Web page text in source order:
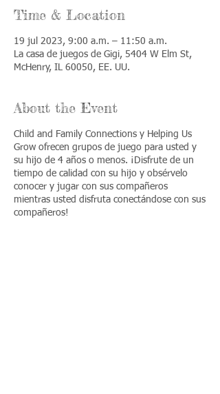
Time & Location
19 jul 2023, 9:00 a.m. – 11:50 a.m.
La casa de juegos de Gigi, 5404 W Elm St,
McHenry, IL 60050, EE. UU.
About the Event
Child and Family Connections y Helping Us
Grow ofrecen grupos de juego para usted y
su hijo de 4 años o menos. ¡Disfrute de un
tiempo de calidad con su hijo y obsérvelo
conocer y jugar con sus compañeros
mientras usted disfruta conectándose con sus
compañeros!